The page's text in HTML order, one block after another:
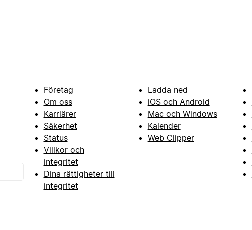
Företag
Om oss
Karriärer
Säkerhet
Status
Villkor och
integritet
Dina rättigheter till
integritet
Ladda ned
iOS och Android
Mac och Windows
Kalender
Web Clipper